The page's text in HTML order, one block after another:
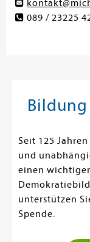
089 / 23225
Seit 125
und
einen
unterstützen
Spende.